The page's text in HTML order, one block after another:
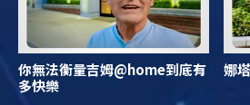
你無法衡量吉姆@home到底有
多快樂
娜